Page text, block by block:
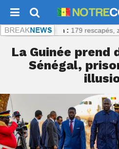
: 179 rescapés, zéro
La Guinée prend
Sénégal,